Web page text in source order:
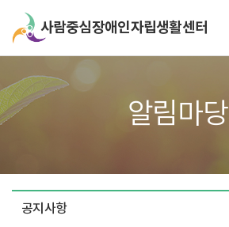
알림마당
공지사항